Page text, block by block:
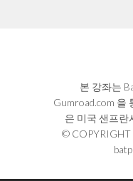
본 강좌는
Gumroad.com 을
은 미국 샌프란
© COPYRIGHT